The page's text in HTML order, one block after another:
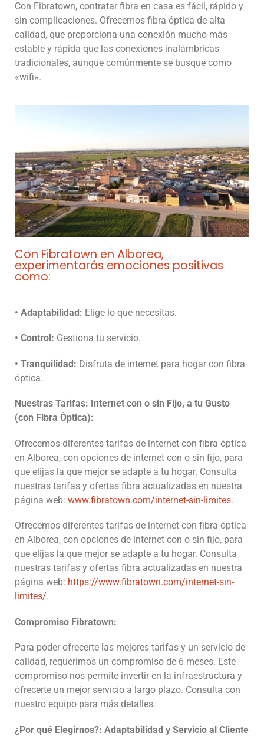
Con Fibratown, contratar fibra en casa es fácil, rápido y
sin complicaciones. Ofrecemos fibra óptica de alta
calidad, que proporciona una conexión mucho más
estable y rápida que las conexiones inalámbricas
tradicionales, aunque comúnmente se busque como
«wifi».
Con Fibratown en Alborea,
experimentarás emociones positivas
como:
• Adaptabilidad: Elige lo que necesitas.
• Control: Gestiona tu servicio.
• Tranquilidad: Disfruta de internet para hogar con fibra
óptica.
Nuestras Tarifas: Internet con o sin Fijo, a tu Gusto
(con Fibra Óptica):
Ofrecemos diferentes tarifas de internet con fibra óptica
en Alborea, con opciones de internet con o sin fijo, para
que elijas la que mejor se adapte a tu hogar. Consulta
nuestras tarifas y ofertas fibra actualizadas en nuestra
página web: www.fibratown.com/internet-sin-limites.
Ofrecemos diferentes tarifas de internet con fibra óptica
en Alborea, con opciones de internet con o sin fijo, para
que elijas la que mejor se adapte a tu hogar. Consulta
nuestras tarifas y ofertas fibra actualizadas en nuestra
página web: https://www.fibratown.com/internet-sin-
limites/.
Compromiso Fibratown:
Para poder ofrecerte las mejores tarifas y un servicio de
calidad, requerimos un compromiso de 6 meses. Este
compromiso nos permite invertir en la infraestructura y
ofrecerte un mejor servicio a largo plazo. Consulta con
nuestro equipo para más detalles.
¿Por qué Elegirnos?: Adaptabilidad y Servicio al Cliente